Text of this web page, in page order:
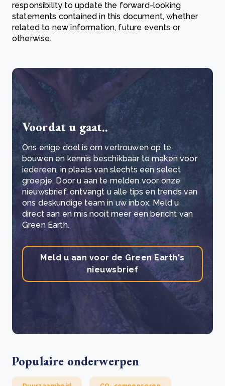
responsibility to update the forward-looking
statements contained in this document, whether
related to new information, future events or
otherwise.
Voordat u gaat..
Ons enige doel is om vertrouwen op te
bouwen en kennis beschikbaar te maken voor
iedereen, in plaats van slechts een select
groepje. Door u aan te melden voor onze
nieuwsbrief, ontvangt u alle tips en trends van
ons deskundige team in uw inbox. Meld u
direct aan en mis nooit meer een bericht van
Green Earth.
Meld u aan voor de Green Earth's
nieuwsbrief
Populaire onderwerpen